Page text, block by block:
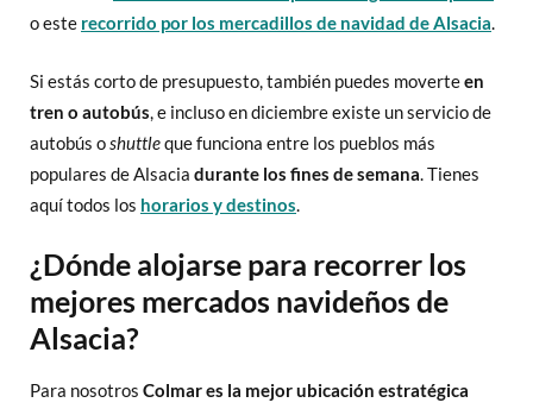
o este recorrido por los mercadillos de navidad de Alsacia.
Si estás corto de presupuesto, también puedes moverteen
tren o autobús, e incluso en diciembre existe un servicio de
autobús oshuttleque funciona entre los pueblos más
populares de Alsacia durante los fines de semana. Tienes
aquí todos los horarios y destinos.
¿Dónde alojarse para recorrer los
mejores mercados navideños de
Alsacia?
Para nosotros Colmar es la mejor ubicación estratégica